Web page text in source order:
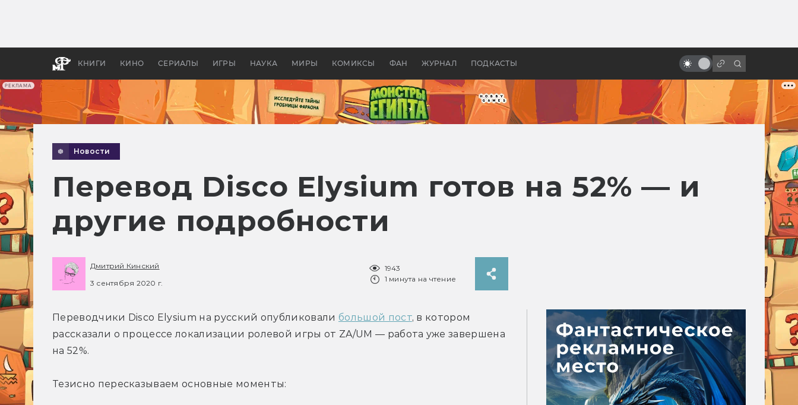
РЕКЛАМА
КНИГИ КИНО СЕРИАЛЫ ИГРЫ НАУКА МИРЫ КОМИКСЫ ФАН ЖУРНАЛ ПОДКАСТЫ
апокалипсис, в России —
бы «Властелина колец»
история создания фильма
Новости
Перевод Disco Elysium готов на 52% — и
другие подробности
Дмитрий Кинский
3 сентября 2020 г.
1943
1 минута на чтение
Переводчики Disco Elysium на русский опубликовали большой пост, в котором
рассказали о процессе локализации ролевой игры от ZA/UM — работа уже завершена
на 52%.
Тезисно пересказываем основные моменты: